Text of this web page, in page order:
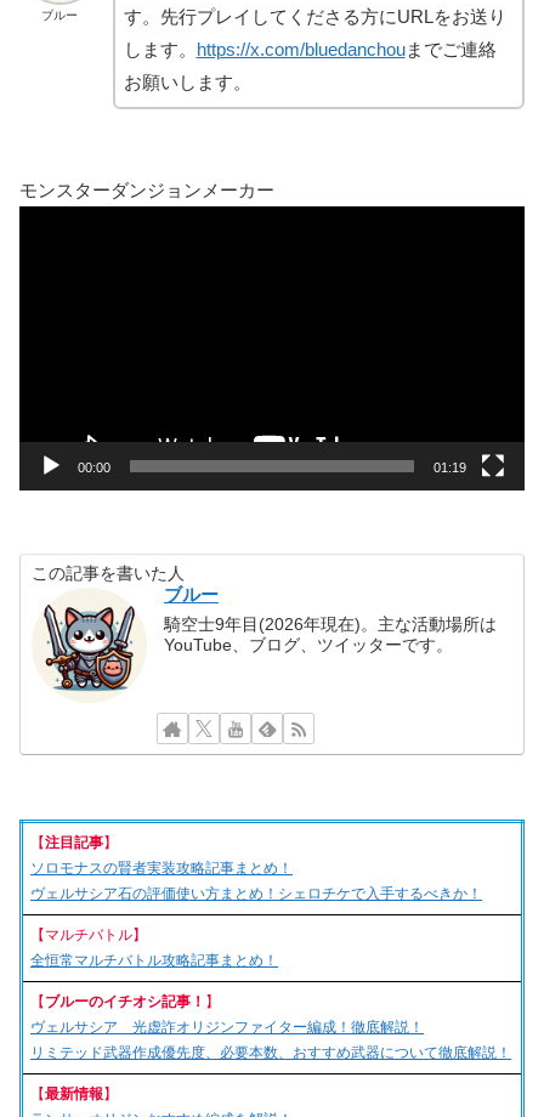
ブルー
す。先行プレイしてくださる方にURLをお送り
します。 https://x.com/bluedanchouまでご連絡
お願いします。
モンスターダンジョンメーカー
00:00 01:19
この記事を書いた人
ブルー
騎空士9年目(2026年現在)。主な活動場所は
YouTube、ブログ、ツイッターです。
【注目記事】
ソロモナスの賢者実装攻略記事まとめ！
ヴェルサシア石の評価使い方まとめ！シェロチケで入手するべきか！
【マルチバトル】
全恒常マルチバトル攻略記事まとめ！
【ブルーのイチオシ記事！ 】
ヴェルサシア 光虚詐オリジンファイター編成！徹底解説！
リミテッド武器作成優先度、必要本数、おすすめ武器について徹底解説！
【最新情報】